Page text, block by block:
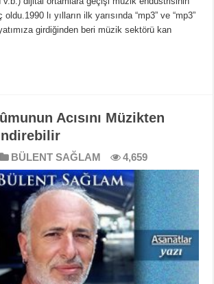
oldu.1990 lı yılların ilk yarısında “mp3” ve “mp3”
girdiğinden beri müzik sektörü kan
Acısını Müzikten
BÜLENT SAĞLAM 4,659